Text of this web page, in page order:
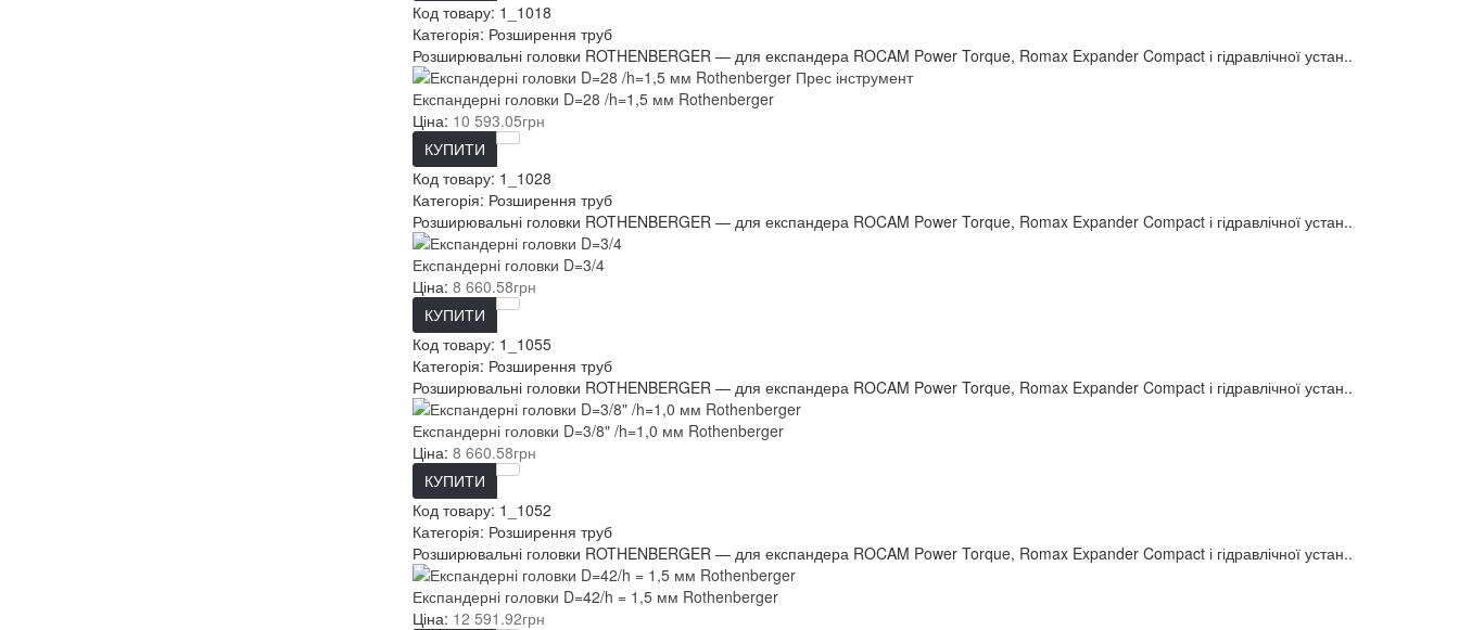
Код товару: 1_1018
Категорія: Розширення труб
Розширювальні головки ROTHENBERGER — для експандера ROCAM Power Torque, Romax Expander Compact і гідравлічної устан..
Експандерні головки D=28 /h=1,5 мм Rothenberger
Ціна: 10 593.05грн
КУПИТИ
Код товару: 1_1028
Категорія: Розширення труб
Розширювальні головки ROTHENBERGER — для експандера ROCAM Power Torque, Romax Expander Compact і гідравлічної устан..
Експандерні головки D=3/4
Ціна: 8 660.58грн
КУПИТИ
Код товару: 1_1055
Категорія: Розширення труб
Розширювальні головки ROTHENBERGER — для експандера ROCAM Power Torque, Romax Expander Compact і гідравлічної устан..
Експандерні головки D=3/8" /h=1,0 мм Rothenberger
Ціна: 8 660.58грн
КУПИТИ
Код товару: 1_1052
Категорія: Розширення труб
Розширювальні головки ROTHENBERGER — для експандера ROCAM Power Torque, Romax Expander Compact і гідравлічної устан..
Експандерні головки D=42/h = 1,5 мм Rothenberger
Ціна: 12 591.92грн